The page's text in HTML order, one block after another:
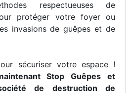
respectueuses de
protéger votre foyer ou
invasions de guêpes et de
sécuriser votre espace !
Stop Guêpes et
de destruction de